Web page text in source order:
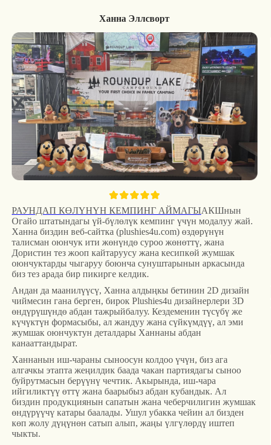
Ханна Эллсворт
РАУНДАП КӨЛҮНҮН КЕМПИНГ АЙМАГЫАКШнын
Огайо штатындагы үй-бүлөлүк кемпинг үчүн модалуу жай.
Ханна биздин веб-сайтка (plushies4u.com) өздөрүнүн
талисман оюнчук ити жөнүндө суроо жөнөттү, жана
Дористин тез жооп кайтаруусу жана кесипкөй жумшак
оюнчуктарды чыгаруу боюнча сунуштарынын аркасында
биз тез арада бир пикирге келдик.
Андан да маанилүүсү, Ханна алдыңкы бетинин 2D дизайн
чиймесин гана берген, бирок Plushies4u дизайнерлери 3D
өндүрүшүндө абдан тажрыйбалуу. Кездеменин түсүбү же
күчүктүн формасыбы, ал жандуу жана сүйкүмдүү, ал эми
жумшак оюнчуктун деталдары Ханнаны абдан
канааттандырат.
Ханнанын иш-чараны сыноосун колдоо үчүн, биз ага
алгачкы этапта жеңилдик баада чакан партиядагы сыноо
буйрутмасын берүүнү чечтик. Акырында, иш-чара
ийгиликтүү өттү жана баарыбыз абдан кубандык. Ал
биздин продукциянын сапатын жана чеберчилигин жумшак
өндүрүүчү катары баалады. Ушул убакка чейин ал бизден
көп жолу дүңүнөн сатып алып, жаңы үлгүлөрдү иштеп
чыкты.